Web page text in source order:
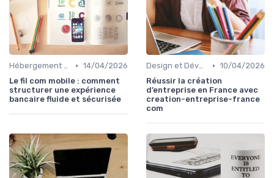
Hébergement et Maintenance Web • 14/04/2026
Le fil com mobile : comment
structurer une expérience
bancaire fluide et sécurisée
Design et Développement Web • 10/04/2026
Réussir la création
d’entreprise en France avec
creation-entreprise-france
com